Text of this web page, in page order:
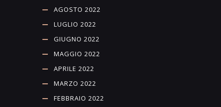
AGOSTO 2022
LUGLIO 2022
GIUGNO 2022
MAGGIO 2022
APRILE 2022
MARZO 2022
FEBBRAIO 2022